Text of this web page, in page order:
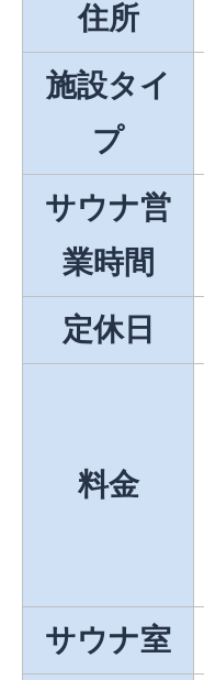
住所
施設タイ
プ
サウナ営
業時間
定休日
料金
サウナ室